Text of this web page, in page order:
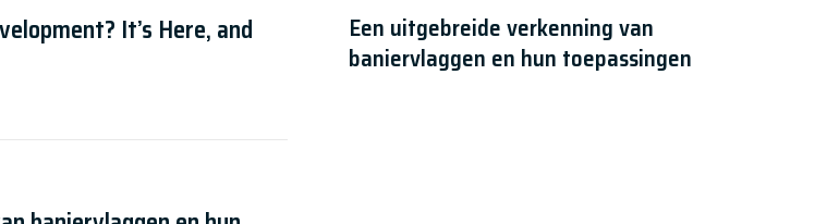
It’s Here, and
Een uitgebreide verkenning van
baniervlaggen en hun toepassingen